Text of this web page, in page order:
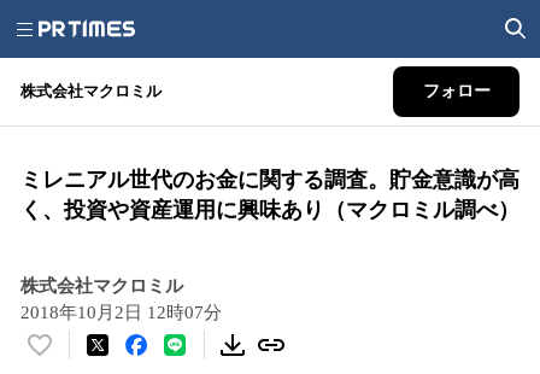
株式会社マクロミル フォロー
ミレニアル世代のお金に関する調査。貯金意識が高
く、投資や資産運用に興味あり（マクロミル調べ）
株式会社マクロミル
2018年10月2日 12時07分
い